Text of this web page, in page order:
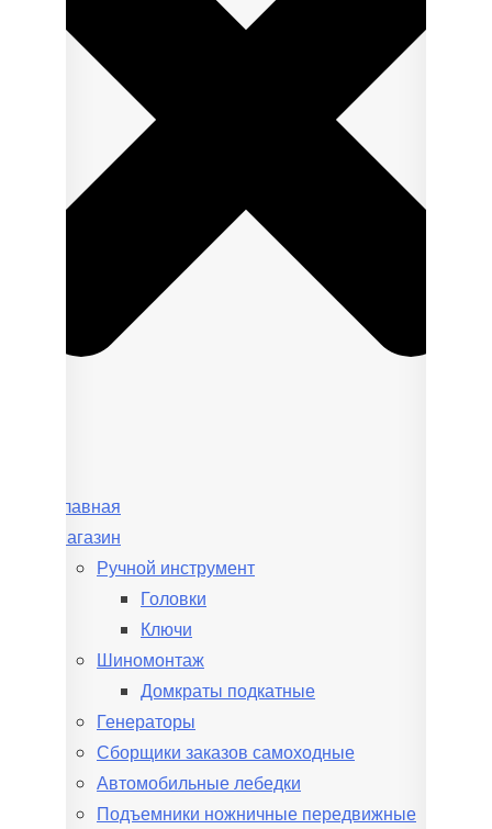
Главная
Магазин
Ручной инструмент
Головки
Ключи
Шиномонтаж
Домкраты подкатные
Генераторы
Сборщики заказов самоходные
Автомобильные лебедки
Подъемники ножничные передвижные